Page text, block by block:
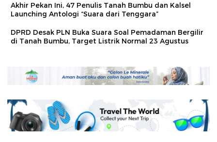
Akhir Pekan Ini, 47 Penulis Tanah Bumbu dan Kalsel
Launching Antologi “Suara dari Tenggara”
DPRD Desak PLN Buka Suara Soal Pemadaman Bergilir
di Tanah Bumbu, Target Listrik Normal 23 Agustus